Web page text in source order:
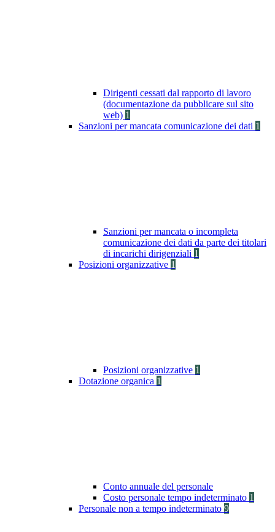
Dirigenti cessati dal rapporto di lavoro
(documentazione da pubblicare sul sito
web) 1
Sanzioni per mancata comunicazione dei dati 1
Sanzioni per mancata o incompleta
comunicazione dei dati da parte dei titolari
di incarichi dirigenziali 1
Posizioni organizzative 1
Posizioni organizzative 1
Dotazione organica 1
Conto annuale del personale
Costo personale tempo indeterminato 1
Personale non a tempo indeterminato 9